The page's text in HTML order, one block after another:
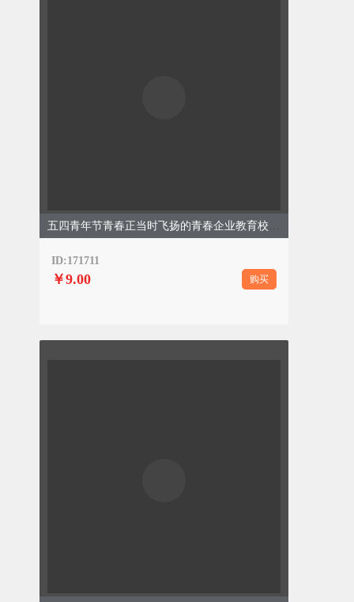
五四青年节青春正当时飞扬的青春企业教育校园简约绿色模板
ID:171711
￥9.00 购买